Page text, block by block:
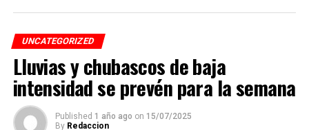
fue interceptado por taxistas y jóvenes del Modelogar
en la avenida 12, entre calles 7 y 9, en la colonia Centro,
cuando se dirigía a descargar mercancía en el mercado
Revolución.
Pese a que el presunto responsable fue detenido,
familiares de la víctima denuncian que la investigación
UNCATEGORIZED
Lluvias y chubascos de baja
intensidad se prevén para la semana
Published 1 año ago on 15/07/2025
By Redaccion